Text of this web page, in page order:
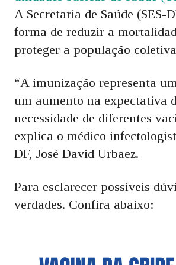
A Secretaria de Saúde
forma de reduzir a
proteger a população
“A imunização representa
um aumento na expectativa
necessidade de diferentes
explica o médico
DF, José David Urbaez.
Para esclarecer possíveis
verdades. Confira abaixo: